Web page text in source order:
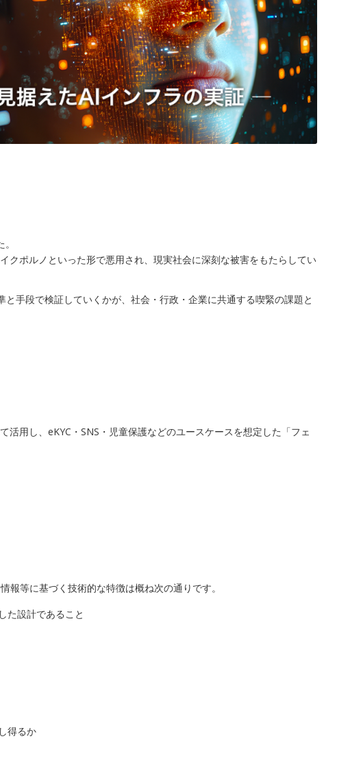
クポルノといった形で悪用され、現実社会に深刻な被害をもたらしてい
手段で検証していくかが、社会・行政・企業に共通する喫緊の課題と
用し、eKYC・SNS・児童保護などのユースケースを想定した「フェ
等に基づく技術的な特徴は概ね次の通りです。
た設計であること
得るか